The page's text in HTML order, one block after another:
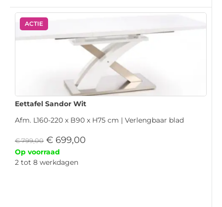
ACTIE
Eettafel Sandor Wit
Afm. L160-220 x B90 x H75 cm | Verlengbaar blad
€799,00 € 699,00
Op voorraad
2 tot 8 werkdagen